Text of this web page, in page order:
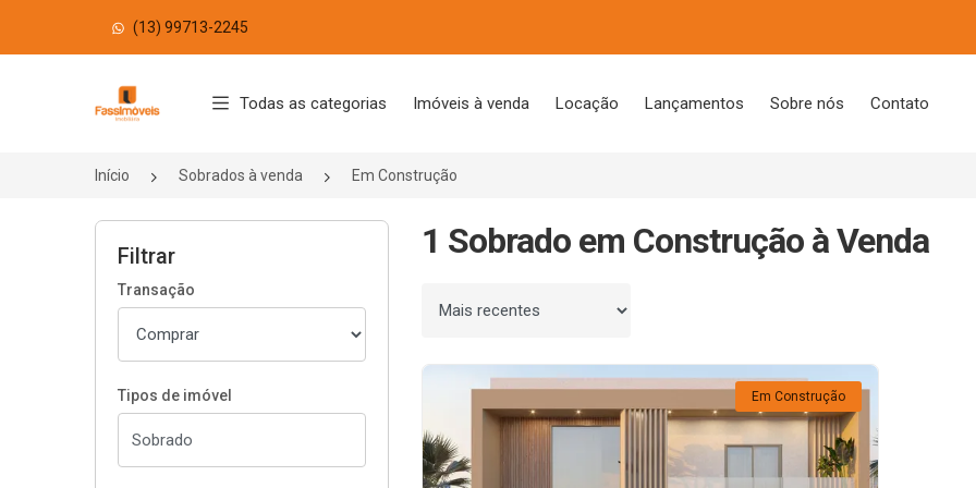
(13) 99713-2245
Página inicial
Todas as categorias Imóveis à venda Locação Lançamentos Sobre nós Contato
Início Sobrados à venda Em Construção
Filtrar
Transação
Tipos de imóvel
1 Sobrado em Construção à Venda
Ordenar por
Em Construção